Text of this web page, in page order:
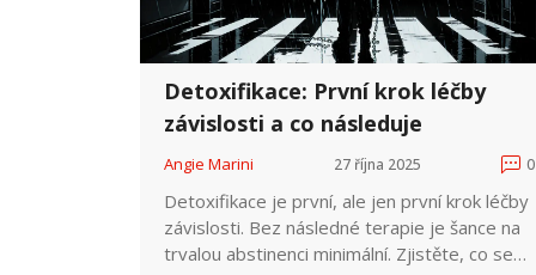
Detoxifikace: První krok léčby
závislosti a co následuje
Angie Marini 27 října 2025 0
Detoxifikace je první, ale jen první krok léčby
závislosti. Bez následné terapie je šance na
trvalou abstinenci minimální. Zjistěte, co se